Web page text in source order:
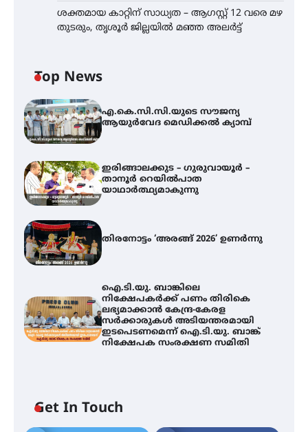
ശക്തമായ കാറ്റിന് സാധ്യത – ആഗസ്റ്റ് 12 വരെ മഴ
തുടരും, തൃശൂർ ജില്ലയിൽ മഞ്ഞ അലർട്ട്
Top News
എ.കെ.സി.സി.യുടെ സൗജന്യ
ആയുർവേദ മെഡിക്കൽ ക്യാമ്പ്
ഇരിങ്ങാലക്കുട – ഗുരുവായൂർ –
താനൂർ റെയിൽപാത
യാഥാർത്ഥ്യമാകുന്നു
തിരനോട്ടം ‘അരങ്ങ് 2026’ ഉണർന്നു
ഐ.ടി.യു. ബാങ്കിലെ
നിക്ഷേപകർക്ക് പണം തിരികെ
ലഭ്യമാക്കാൻ കേന്ദ്ര-കേരള
സർക്കാരുകൾ അടിയന്തരമായി
ഇടപെടണമെന്ന് ഐ.ടി.യു. ബാങ്ക്
നിക്ഷേപക സംരക്ഷണ സമിതി
Get In Touch